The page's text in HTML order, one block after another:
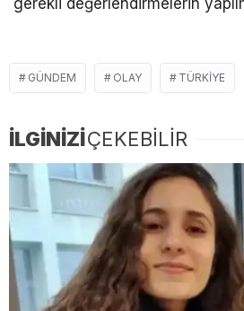
GÜNDEM OLAY TÜRKIYE
İLGİNİZİÇEKEBİLİR